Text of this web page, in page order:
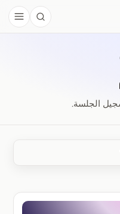
Search
الجلسة.